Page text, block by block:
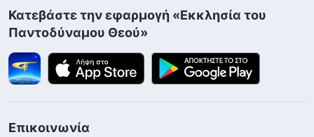
Κατεβάστε την εφαρμογή «Εκκλησία του
Παντοδύναμου Θεού»
Επικοινωνία